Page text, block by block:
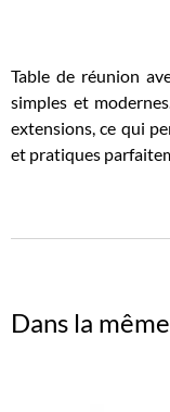
Table de réunion
simples et
extensions, ce qui
et pratiques
Dans la